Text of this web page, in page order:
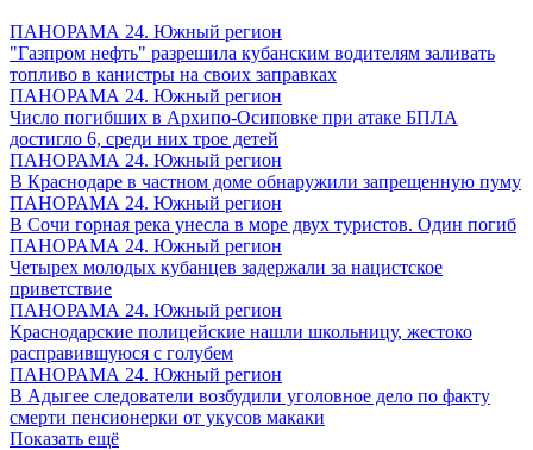
ПАНОРАМА 24. Южный регион
"Газпром нефть" разрешила кубанским водителям заливать
топливо в канистры на своих заправках
ПАНОРАМА 24. Южный регион
Число погибших в Архипо-Осиповке при атаке БПЛА
достигло 6, среди них трое детей
ПАНОРАМА 24. Южный регион
В Краснодаре в частном доме обнаружили запрещенную пуму
ПАНОРАМА 24. Южный регион
В Сочи горная река унесла в море двух туристов. Один погиб
ПАНОРАМА 24. Южный регион
Четырех молодых кубанцев задержали за нацистское
приветствие
ПАНОРАМА 24. Южный регион
Краснодарские полицейские нашли школьницу, жестоко
расправившуюся с голубем
ПАНОРАМА 24. Южный регион
В Адыгее следователи возбудили уголовное дело по факту
смерти пенсионерки от укусов макаки
Показать ещё